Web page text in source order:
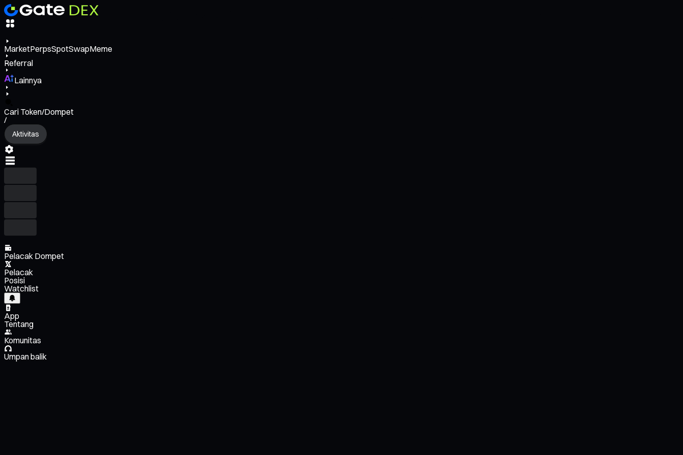
MarketPerpsSpotSwapMeme
Referral
Lainnya
Cari Token/Dompet
/
Aktivitas
Pelacak Dompet
Pelacak
Posisi
Watchlist
App
Tentang
Komunitas
Umpan balik